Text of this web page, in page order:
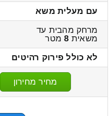
עם מעלית משא
מרחק מהבית עד
משאית 8מטר
לא כולל פירוק רהיטים
מחיר מחירון